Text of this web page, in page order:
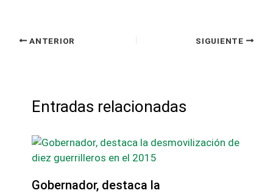
ANTERIOR SIGUIENTE
Entradas relacionadas
Gobernador, destaca la